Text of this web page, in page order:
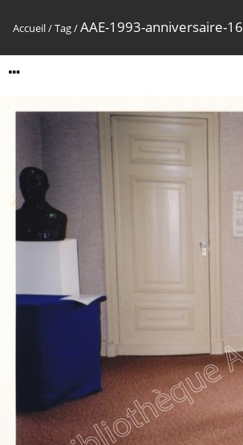
Accueil/Tag/AAE-1993-anniversaire-16